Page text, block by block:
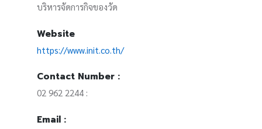
บริหารจัดการกิจของวัด
Website
https://www.init.co.th/
Contact Number :
02 962 2244 :
Email :